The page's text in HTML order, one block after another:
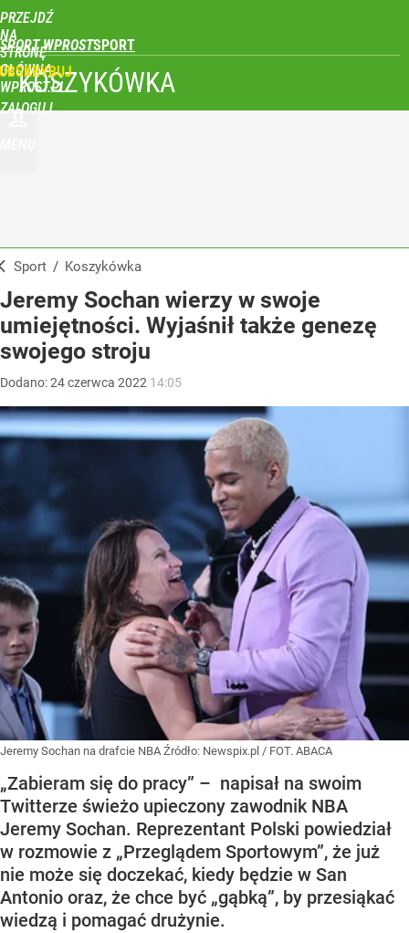
PRZEJDŹ
NA
STRONĘ
GŁÓWNĄ
WPROST.PL
SPORT WPROST
ZALOGUJ
KOSZYKÓWKA
Sport / Koszykówka
Jeremy Sochan wierzy w swoje
umiejętności. Wyjaśnił także genezę
swojego stroju
Dodano:24czerwca 2022 14:05
Jeremy Sochan na drafcie NBA Źródło: Newspix.pl / FOT. ABACA
„Zabieram się do pracy” – napisał na swoim
Twitterze świeżo upieczony zawodnik NBA
Jeremy Sochan. Reprezentant Polski powiedział
w rozmowie z „Przeglądem Sportowym”, że już
nie może się doczekać, kiedy będzie w San
Antonio oraz, że chce być „gąbką”, by przesiąkać
wiedzą i pomagać drużynie.